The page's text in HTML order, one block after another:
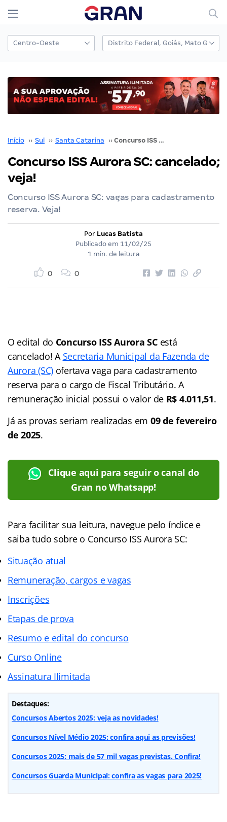
Início ›› Sul ›› Santa Catarina ›› Concurso ISS Aurora SC: cancelado; veja!
Concurso ISS Aurora SC: cancelado;
veja!
Concurso ISS Aurora SC: vagas para cadastramento
reserva. Veja!
Por Lucas Batista
Publicado em 11/02/25
1 min. de leitura
0 0
O edital do Concurso ISS Aurora SCestá
cancelado! A Secretaria Municipal da Fazenda de
Aurora (SC) ofertava vaga para cadastramento
reserva para o cargo de Fiscal Tributário. A
remuneração inicial possui o valor de R$ 4.011,51.
Já as provas seriam realizadas em 09 de fevereiro
de 2025.
Clique aqui para seguir o canal do
Gran no Whatsapp!
Para facilitar sua leitura, navegue pelo índice e
saiba tudo sobre o Concurso ISS Aurora SC:
Situação atual
Remuneração, cargos e vagas
Inscrições
Etapas de prova
Resumo e edital do concurso
Curso Online
Assinatura Ilimitada
Destaques:
Concursos Abertos 2025: veja as novidades!
Concursos Nível Médio 2025: confira aqui as previsões!
Concursos 2025: mais de 57 mil vagas previstas. Confira!
Concursos Guarda Municipal: confira as vagas para 2025!